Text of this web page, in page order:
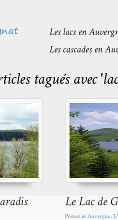
Posted in Auvergne